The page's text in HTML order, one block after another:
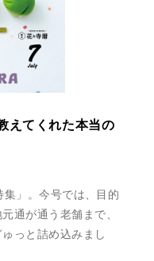
えてくれた本当の
」。今号では、目的
通が通う老舗まで、
っと詰め込みまし